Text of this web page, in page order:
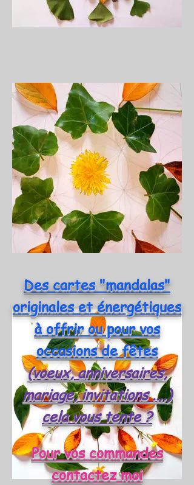
Des cartes "mandalas"
originales et énergétiques
à offrir ou pour vos
occasions de fêtes
(voeux, anniversaires,
mariage, invitations ....)
cela vous tente ?
Pour vos commandes
contactez moi